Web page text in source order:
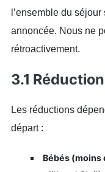
l’ensemble du
annoncée. Nous ne
rétroactivement.
3.1
Les réductions
départ :
Bébés (moins